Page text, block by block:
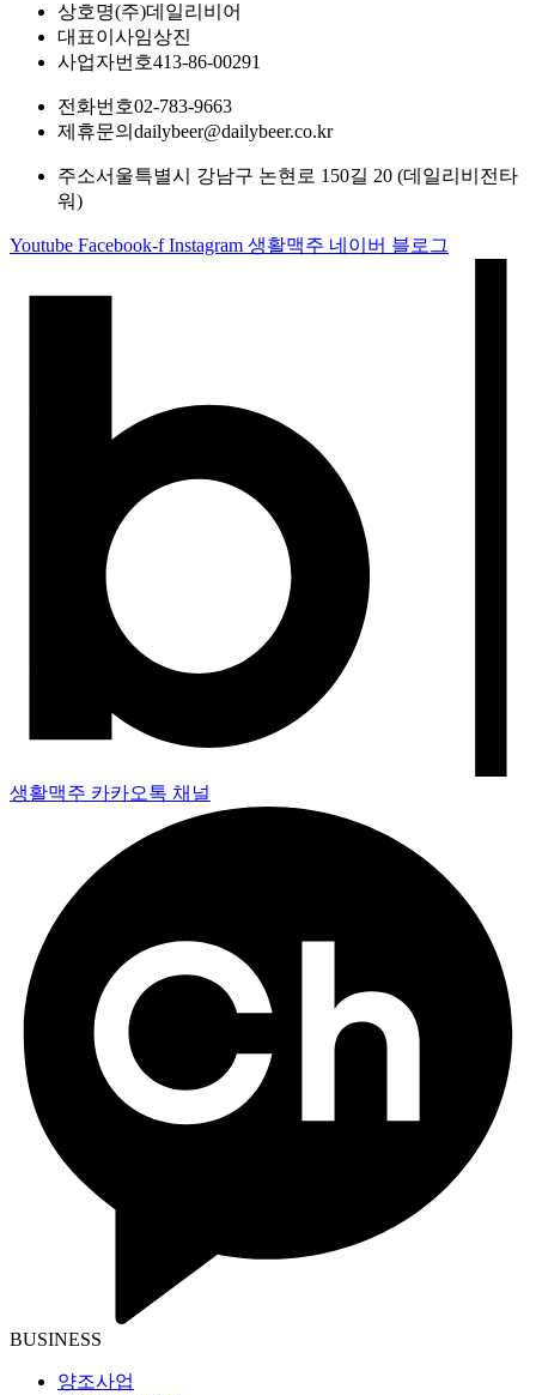
상호명(주)데일리비어
대표이사임상진
사업자번호413-86-00291
전화번호02-783-9663
제휴문의 dailybeer@dailybeer.co.kr
주소서울특별시 강남구 논현로 150길 20 (데일리비전타
워)
Youtube Facebook-f Instagram 생활맥주 네이버 블로그
생활맥주 카카오톡 채널
BUSINESS
양조사업